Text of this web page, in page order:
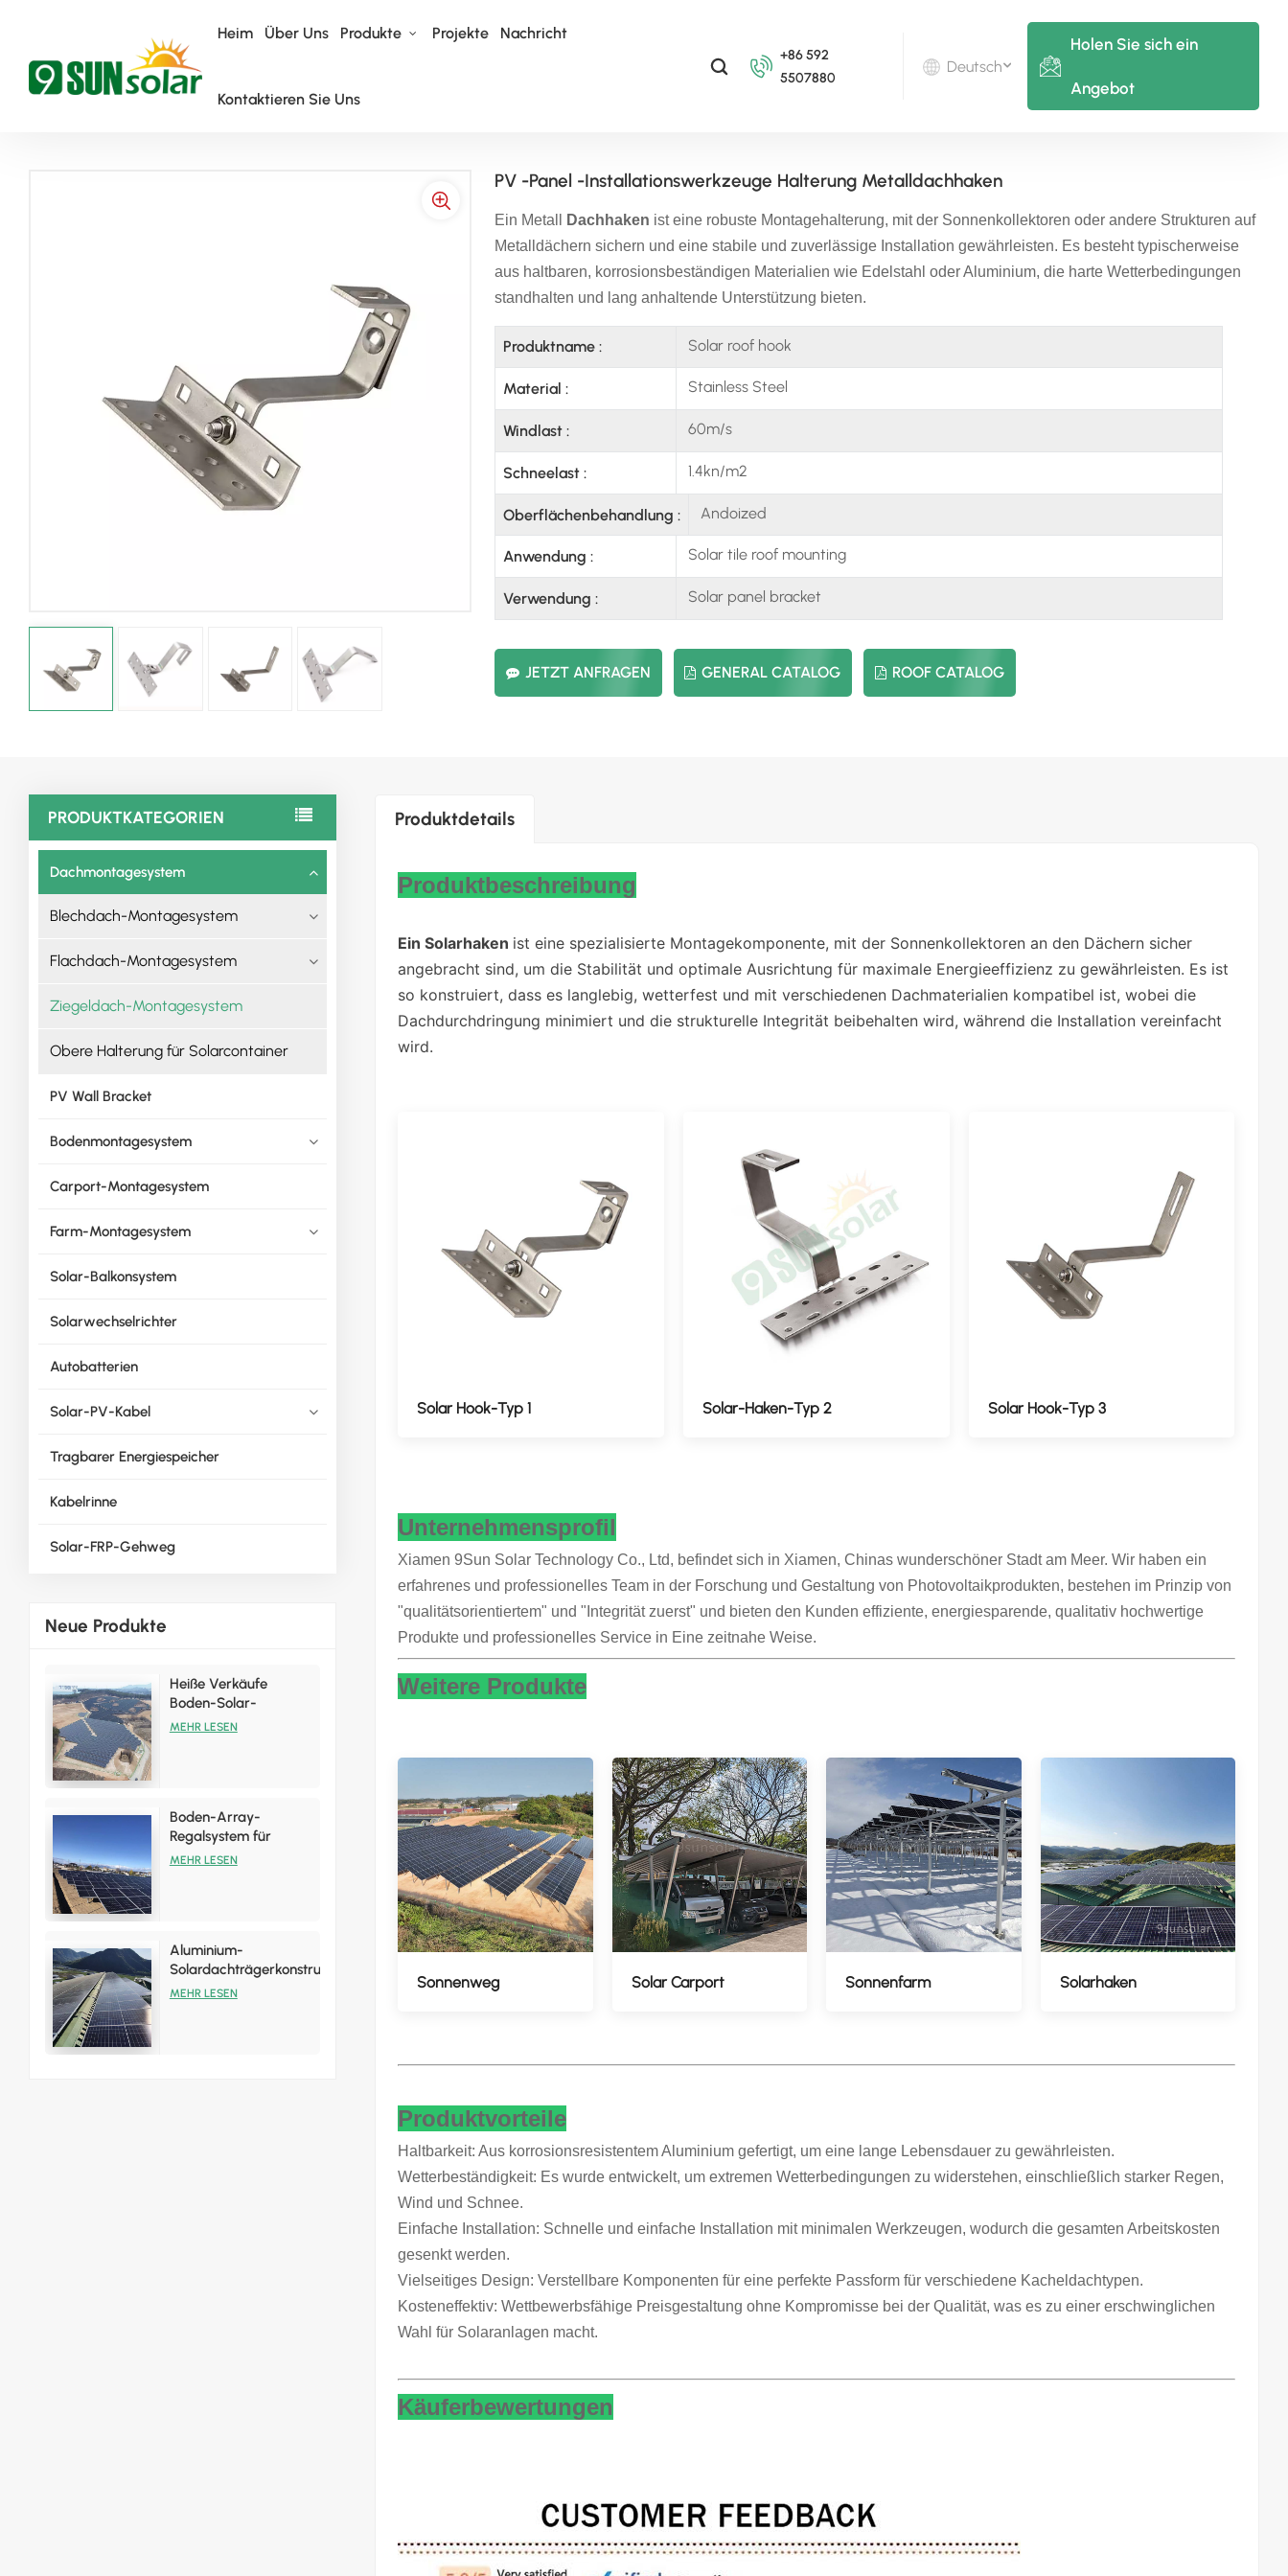
Heim Über Uns Produkte Projekte Nachricht
Kontaktieren Sie Uns
+86 592
5507880
Deutsch
Deutsch
italiano
Nederlands
العربية
日本語
한국의
Holen Sie sich ein
Angebot
Dachmontagesystem Ziegeldach-Montagesystem
PV -Panel -Installationswerkzeuge Halterung Metalldachhaken
Ein Metall Dachhaken ist eine robuste Montagehalterung, mit der Sonnenkollektoren oder andere Strukturen auf
Metalldächern sichern und eine stabile und zuverlässige Installation gewährleisten. Es besteht typischerweise
aus haltbaren, korrosionsbeständigen Materialien wie Edelstahl oder Aluminium, die harte Wetterbedingungen
standhalten und lang anhaltende Unterstützung bieten.
Produktname : Solar roof hook
Material : Stainless Steel
Windlast : 60m/s
Schneelast : 1.4kn/m2
Oberflächenbehandlung : Andoized
Anwendung : Solar tile roof mounting
Verwendung : Solar panel bracket
JETZT ANFRAGEN GENERAL CATALOG ROOF CATALOG
PRODUKTKATEGORIEN
Dachmontagesystem
Blechdach-Montagesystem
Flachdach-Montagesystem
Ziegeldach-Montagesystem
Obere Halterung für Solarcontainer
PV Wall Bracket
Bodenmontagesystem
Carport-Montagesystem
Farm-Montagesystem
Solar-Balkonsystem
Solarwechselrichter
Autobatterien
Solar-PV-Kabel
Tragbarer Energiespeicher
Kabelrinne
Solar-FRP-Gehweg
Neue Produkte
Heiße Verkäufe
Boden-Solar-
Installationsregal-
MEHR LESEN
Boden-Array-
Regalsystem für
Aluminium-
MEHR LESEN
Aluminium-
Solardachträgerkonstruktion
für
MEHR LESEN
Produktdetails
Produktbeschreibung
Ein Solarhaken ist eine spezialisierte Montagekomponente, mit der Sonnenkollektoren an den Dächern sicher
angebracht sind, um die Stabilität und optimale Ausrichtung für maximale Energieeffizienz zu gewährleisten. Es ist
so konstruiert, dass es langlebig, wetterfest und mit verschiedenen Dachmaterialien kompatibel ist, wobei die
Dachdurchdringung minimiert und die strukturelle Integrität beibehalten wird, während die Installation vereinfacht
wird.
Solar Hook-Typ 1 Solar-Haken-Typ 2 Solar Hook-Typ 3
Unternehmensprofil
Xiamen 9Sun Solar Technology Co., Ltd, befindet sich in Xiamen, Chinas wunderschöner Stadt am Meer. Wir haben ein
erfahrenes und professionelles Team in der Forschung und Gestaltung von Photovoltaikprodukten, bestehen im Prinzip von
"qualitätsorientiertem" und "Integrität zuerst" und bieten den Kunden effiziente, energiesparende, qualitativ hochwertige
Produkte und professionelles Service in Eine zeitnahe Weise.
Weitere Produkte
Sonnenweg Solar Carport Sonnenfarm Solarhaken
Produktvorteile
Haltbarkeit: Aus korrosionsresistentem Aluminium gefertigt, um eine lange Lebensdauer zu gewährleisten.
Wetterbeständigkeit: Es wurde entwickelt, um extremen Wetterbedingungen zu widerstehen, einschließlich starker Regen,
Wind und Schnee.
Einfache Installation: Schnelle und einfache Installation mit minimalen Werkzeugen, wodurch die gesamten Arbeitskosten
gesenkt werden.
Vielseitiges Design: Verstellbare Komponenten für eine perfekte Passform für verschiedene Kacheldachtypen.
Kosteneffektiv: Wettbewerbsfähige Preisgestaltung ohne Kompromisse bei der Qualität, was es zu einer erschwinglichen
Wahl für Solaranlagen macht.
Käuferbewertungen